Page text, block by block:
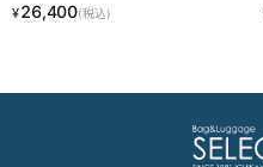
き ACE World Traveler 06951
¥26,400(税込)